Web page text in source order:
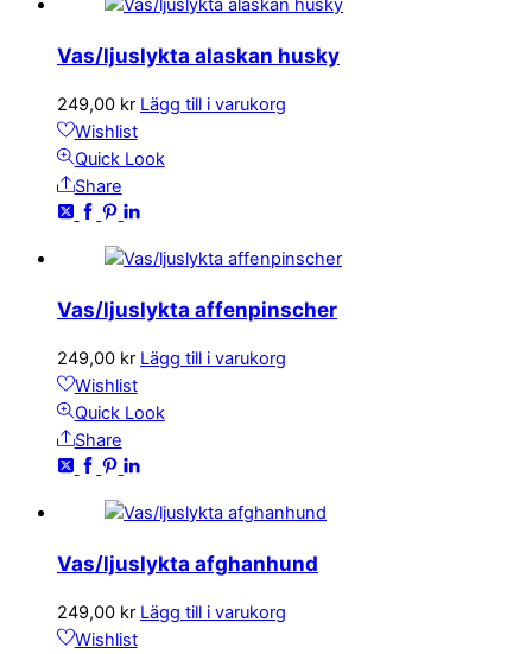
Vas/ljuslykta alaskan husky
249,00 kr Lägg till i varukorg
Wishlist
Quick Look
Share
Vas/ljuslykta affenpinscher
249,00 kr Lägg till i varukorg
Wishlist
Quick Look
Share
Vas/ljuslykta afghanhund
249,00 kr Lägg till i varukorg
Wishlist